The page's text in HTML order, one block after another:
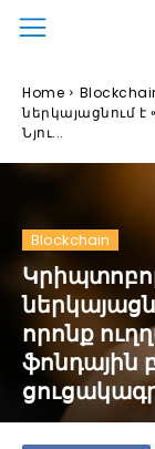
Home
ներկայացնում է
Նյու...
Blockchain
որոնք
ֆոնդային